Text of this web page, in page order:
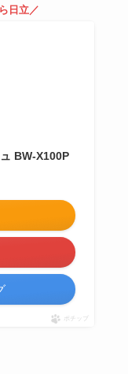
日立／
BW-X100P
ポチップ